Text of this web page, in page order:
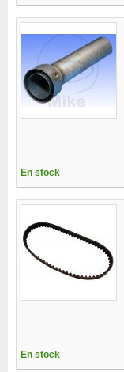
En stock
En stock